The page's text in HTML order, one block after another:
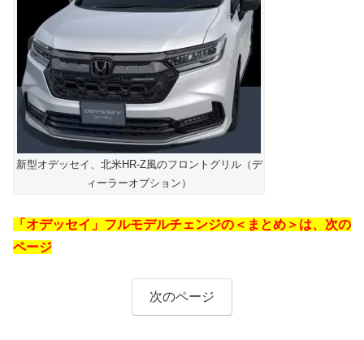
新型オデッセイ、北米HR-Z風のフロントグリル（デ
ィーラーオプション）
「オデッセイ」フルモデルチェンジの＜まとめ＞は、次の
ページ
次のページ